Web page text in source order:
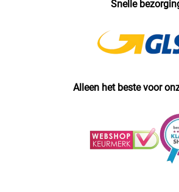
Snelle
Alleen het beste voor